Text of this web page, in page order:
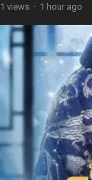
1 views · 1 hour ago